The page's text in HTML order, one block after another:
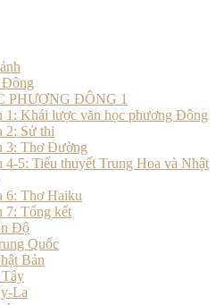
Đông
PHƯƠNG ĐÔNG 1
1: Khái lược văn học phương Đông
2: Sử thi
3: Thơ Đường
4-5: Tiểu thuyết Trung Hoa và Nhật
6: Thơ Haiku
7: Tổng kết
Độ
Quốc
Bản
La